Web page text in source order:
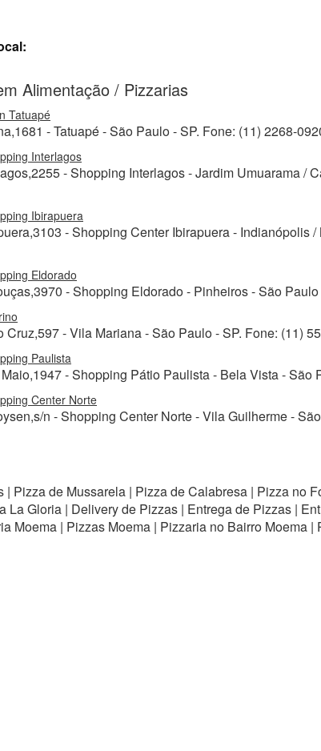
Alimentação / Pizzarias
Tatuapé
- Tatuapé - São Paulo - SP. Fone: (11) 2268-
Interlagos
- Shopping Interlagos - Jardim Umuarama /
Ibirapuera
- Shopping Center Ibirapuera - Indianópolis
Eldorado
- Shopping Eldorado - Pinheiros - São
Cruz,597 - Vila Mariana - São Paulo - SP. Fone: (11)
Paulista
- Shopping Pátio Paulista - Bela Vista - São
Center Norte
n - Shopping Center Norte - Vila Guilherme -
| Pizza de Mussarela | Pizza de Calabresa | Pizza no
La Gloria | Delivery de Pizzas | Entrega de Pizzas |
Moema | Pizzas Moema | Pizzaria no Bairro Moema